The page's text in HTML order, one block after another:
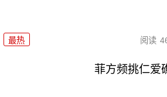
最热 阅读
菲方频挑仁爱